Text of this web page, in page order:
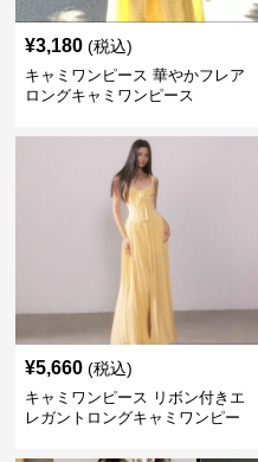
¥3,180 (税込)
キャミワンピース 華やかフレア
ロングキャミワンピース
¥5,660 (税込)
キャミワンピース リボン付きエ
レガントロングキャミワンピー